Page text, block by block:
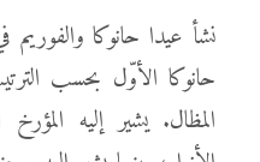
نشأ عيدا حانوكا
حانوكا الأوّل بحسب
المظال. يشير إليه